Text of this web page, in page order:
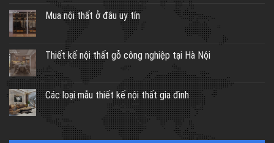
Mua nội thất ở đâu uy tín
Thiết kế nội thất gỗ công nghiệp tại Hà Nội
Các loại mẫu thiết kế nội thất gia đình